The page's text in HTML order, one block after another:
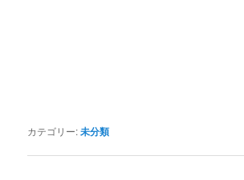
カテゴリー:未分類